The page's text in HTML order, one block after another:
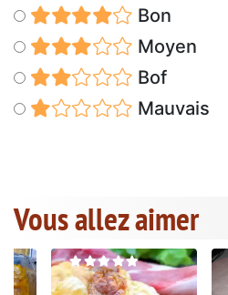
Bon
Moyen
Bof
Mauvais
Vous allez aimer